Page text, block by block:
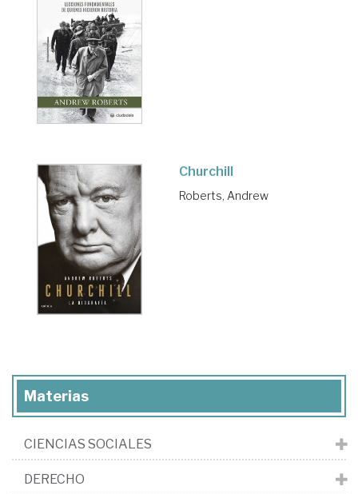
Churchill
Roberts, Andrew
Materias
CIENCIAS SOCIALES
DERECHO